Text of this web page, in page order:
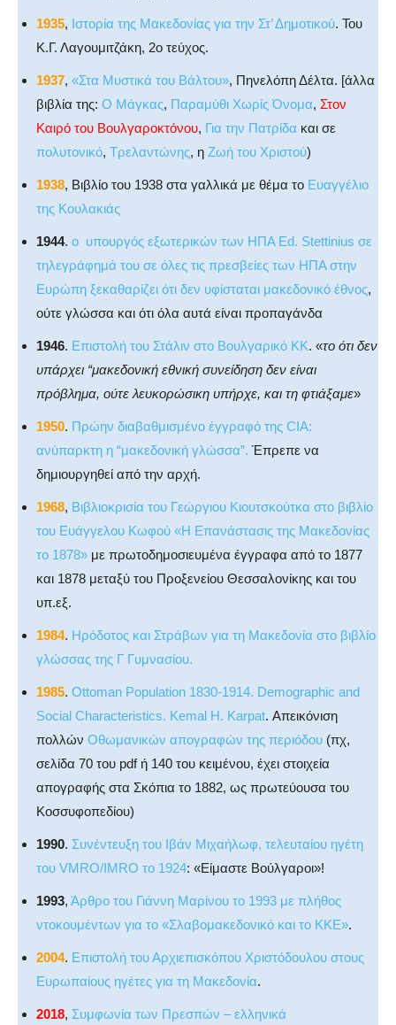
1935, Ιστορία της Μακεδονίας για την Στ’ Δημοτικού. Του
Κ.Γ. Λαγουμιτζάκη, 2ο τεύχος.
1937, «Στα Μυστικά του Βάλτου», Πηνελόπη Δέλτα. [άλλα
βιβλία της: Ο Μάγκας, Παραμύθι Χωρίς Όνομα, Στον
Καιρό του Βουλγαροκτόνου, Για την Πατρίδα και σε
πολυτονικό, Τρελαντώνης, η Ζωή του Χριστού)
1938, Βιβλίο του 1938 στα γαλλικά με θέμα το Ευαγγέλιο
της Κουλακιάς
1944. ο υπουργός εξωτερικών των ΗΠΑ Ed. Stettinius σε
τηλεγράφημά του σε όλες τις πρεσβείες των ΗΠΑ στην
Ευρώπη ξεκαθαρίζει ότι δεν υφίσταται μακεδονικό έθνος,
ούτε γλώσσα και ότι όλα αυτά είναι προπαγάνδα
1946. Επιστολή του Στάλιν στο Βουλγαρικό ΚΚ. «το ότι δεν
υπάρχει “μακεδονική εθνική συνείδηση δεν είναι
πρόβλημα, ούτε λευκορώσικη υπήρχε, και τη φτιάξαμε»
1950. Πρώην διαβαθμισμένο έγγραφό της CIA:
ανύπαρκτη η “μακεδονική γλώσσα”. Έπρεπε να
δημιουργηθεί από την αρχή.
1968, Βιβλιοκρισία του Γεώργιου Κιουτσκούτκα στο βιβλίο
του Ευάγγελου Κωφού «Η Επανάστασις της Μακεδονίας
το 1878» με πρωτοδημοσιευμένα έγγραφα από το 1877
και 1878 μεταξύ του Προξενείου Θεσσαλονίκης και του
υπ.εξ.
1984. Ηρόδοτος και Στράβων για τη Μακεδονία στο βιβλίο
γλώσσας της Γ Γυμνασίου.
1985. Ottoman Population 1830-1914. Demographic and
Social Characteristics. Kemal H. Karpat. Απεικόνιση
πολλών Οθωμανικών απογραφών της περιόδου (πχ,
σελίδα 70 του pdf ή 140 του κειμένου, έχει στοιχεία
απογραφής στα Σκόπια το 1882, ως πρωτεύουσα του
Κοσσυφοπεδίου)
1990. Συνέντευξη του Ιβάν Μιχαήλωφ, τελευταίου ηγέτη
του VMRO/IMRO το 1924: «Είμαστε Βούλγαροι»!
1993, Άρθρο του Γιάννη Μαρίνου το 1993 με πλήθος
ντοκουμέντων για το «Σλαβομακεδονικό και το ΚΚΕ».
2004. Επιστολή του Αρχιεπισκόπου Χριστόδουλου στους
Ευρωπαίους ηγέτες για τη Μακεδονία.
2018, Συμφωνία των Πρεσπών – ελληνικά